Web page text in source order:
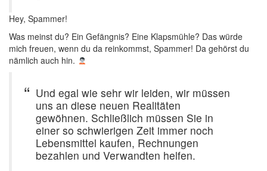
Hey, Spammer!
Was meinst du? Ein Gefängnis? Eine Klapsmühle? Das würde
mich freuen, wenn du da reinkommst, Spammer! Da gehörst du
nämlich auch hin.
Und egal wie sehr wir leiden, wir müssen
uns an diese neuen Realitäten
gewöhnen. Schließlich müssen Sie in
einer so schwierigen Zeit immer noch
Lebensmittel kaufen, Rechnungen
bezahlen und Verwandten helfen.